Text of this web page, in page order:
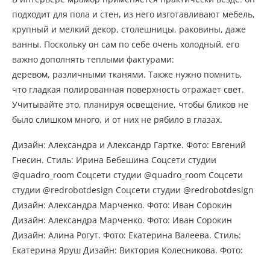
подходит для пола и стен, из него изготавливают мебель,
крупный и мелкий декор, столешницы, раковины, даже
ванны. Поскольку он сам по себе очень холодный, его
важно дополнять теплыми фактурами:
деревом, различными тканями. Также нужно помнить,
что гладкая полированная поверхность отражает свет.
Учитывайте это, планируя освещение, чтобы бликов не
было слишком много, и от них не рябило в глазах.
Дизайн: Александра и Александр Гартке. Фото: Евгений
Гнесин. Стиль: Ирина Бебешина Соцсети студии
@quadro_room Соцсети студии @quadro_room Соцсети
студии @redrobotdesign Соцсети студии @redrobotdesign
Дизайн: Александра Марченко. Фото: Иван Сорокин
Дизайн: Александра Марченко. Фото: Иван Сорокин
Дизайн: Алина Рогут. Фото: Екатерина Валеева. Стиль:
Екатерина Яруш Дизайн: Виктория Колесникова. Фото: